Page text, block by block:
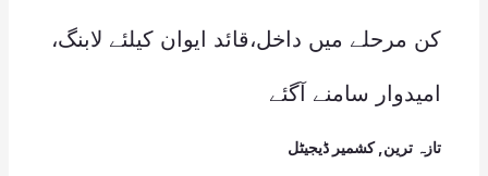
کن مرحلے میں داخل،قائد ایوان کیلئے لابنگ،
امیدوار سامنے آگئے
تازہ ترین ,کشمیر ڈیجیٹل